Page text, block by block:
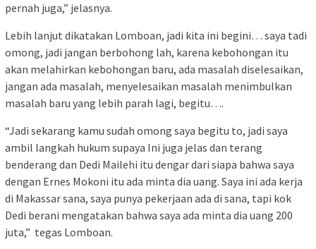
pernah juga,” jelasnya.
Lebih lanjut dikatakan Lomboan, jadi kita ini begini… saya tadi
omong, jadi jangan berbohong lah, karena kebohongan itu
akan melahirkan kebohongan baru, ada masalah diselesaikan,
jangan ada masalah, menyelesaikan masalah menimbulkan
masalah baru yang lebih parah lagi, begitu….
“Jadi sekarang kamu sudah omong saya begitu to, jadi saya
ambil langkah hukum supaya Ini juga jelas dan terang
benderang dan Dedi Mailehi itu dengar dari siapa bahwa saya
dengan Ernes Mokoni itu ada minta dia uang. Saya ini ada kerja
di Makassar sana, saya punya pekerjaan ada di sana, tapi kok
Dedi berani mengatakan bahwa saya ada minta dia uang 200
juta,” tegas Lomboan.